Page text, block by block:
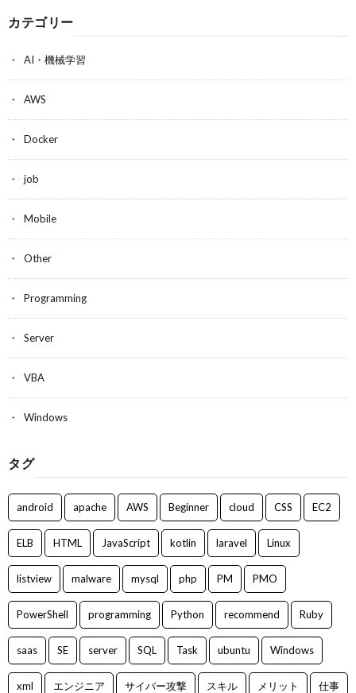
カテゴリー
AI・機械学習
AWS
Docker
job
Mobile
Other
Programming
Server
VBA
Windows
タグ
android apache AWS Beginner cloud CSS EC2
ELB HTML JavaScript kotlin laravel Linux
listview malware mysql php PM PMO
PowerShell programming Python recommend Ruby
saas SE server SQL Task ubuntu Windows
xml エンジニア サイバー攻撃 スキル メリット 仕事